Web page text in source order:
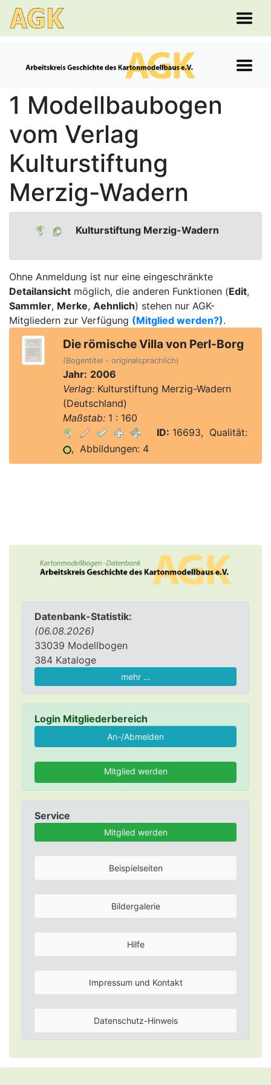
Datenbank-Statistik:
(06.08.2026)
33039 Modellbogen
384 Kataloge
mehr ...
Login Mitgliederbereich
Mitglied werden
Service
Mitglied werden
Beispielseiten
Bildergalerie
Hilfe
Impressum und Kontakt
Datenschutz-Hinweis
1 Modellbaubogen
vom Verlag
Kulturstiftung
Merzig-Wadern
Kulturstiftung Merzig-Wadern
Ohne Anmeldung ist nur eine eingeschränkte
Detailansicht möglich, die anderen Funktionen (Edit,
Sammler, Merke, Aehnlich) stehen nur AGK-
Mitgliedern zur Verfügung (Mitglied werden?).
Die römische Villa von Perl-Borg
(Bogentitel - originalsprachlich)
Jahr: 2006
Verlag:Kulturstiftung Merzig-Wadern
(Deutschland)
Maßstab:1 : 160
ID: 16693, Qualität:
, Abbildungen: 4